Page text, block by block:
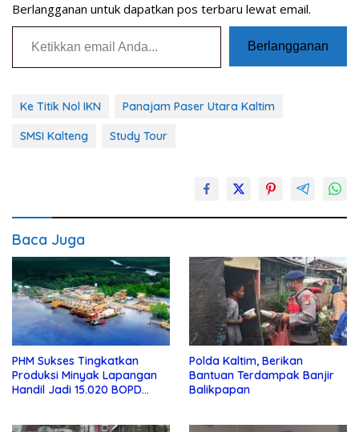
Berlangganan untuk dapatkan pos terbaru lewat email.
Ketikkan email Anda...
Berlangganan
Ke Titik Nol IKN Panajam Paser Utara Kaltim
SMSI Kalteng Study Tour
Baca Juga
PHM Sukses Tingkatkan
Produksi Minyak Lapangan
Handil Jadi 15.020 BOPD
Polda Kaltim, Berikan
Bantuan Terdampak Banjir
Balikpapan